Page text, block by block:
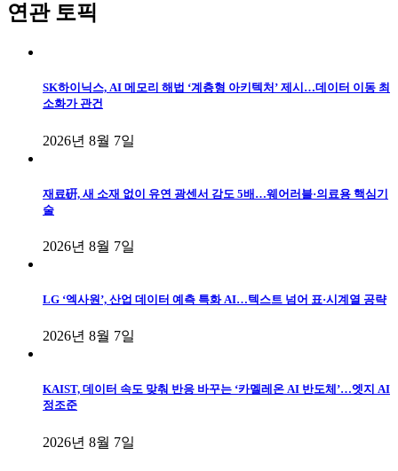
연관 토픽
SK하이닉스, AI 메모리 해법 ‘계층형 아키텍처’ 제시…데이터 이동 최
소화가 관건
2026년 8월 7일
재료硏, 새 소재 없이 유연 광센서 감도 5배…웨어러블·의료용 핵심기
술
2026년 8월 7일
LG ‘엑사원’, 산업 데이터 예측 특화 AI…텍스트 넘어 표·시계열 공략
2026년 8월 7일
KAIST, 데이터 속도 맞춰 반응 바꾸는 ‘카멜레온 AI 반도체’…엣지 AI
정조준
2026년 8월 7일